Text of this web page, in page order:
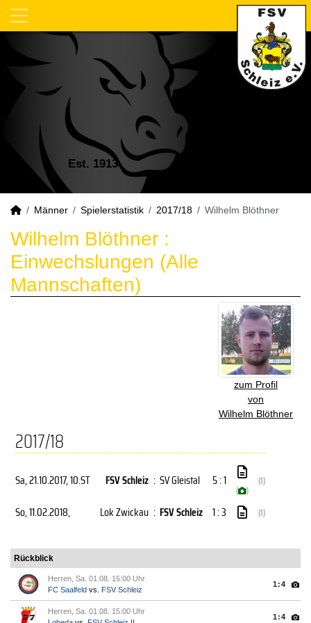
Est. 1913
Männer Spielerstatistik 2017/18 Wilhelm Blöthner
Wilhelm Blöthner :
Einwechslungen (Alle
Mannschaften)
zum Profil
von
Wilhelm Blöthner
2017/18
Sa, 21.10.2017, 10.ST FSV Schleiz : SV Gleistal 5 : 1
( )
(1)
So, 11.02.2018, Lok Zwickau : FSV Schleiz 1 : 3 (1)
Rückblick
Herren, Sa. 01.08. 15:00 Uhr
FC Saalfeld vs. FSV Schleiz
1:4
Herren, Sa. 01.08. 15:00 Uhr
1:4